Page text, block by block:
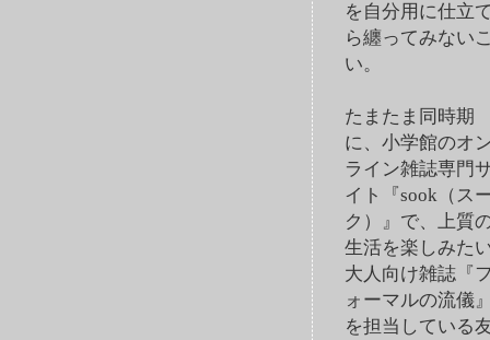
を自分用に仕立
ら纏ってみない
い。
たまたま同時期
に、小学館のオ
ライン雑誌専門
イト『sook（ス
ク）』で、上質
生活を楽しみた
大人向け雑誌『
ォーマルの流儀
を担当している